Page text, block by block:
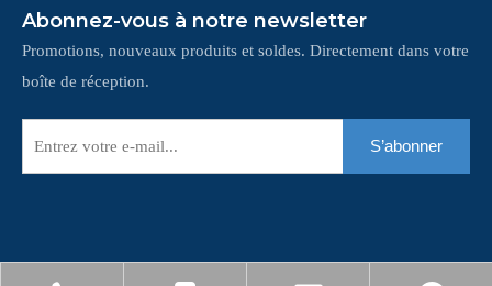
Abonnez-vous à notre newsletter
Promotions, nouveaux produits et soldes. Directement dans votre
boîte de réception.
S’abonner